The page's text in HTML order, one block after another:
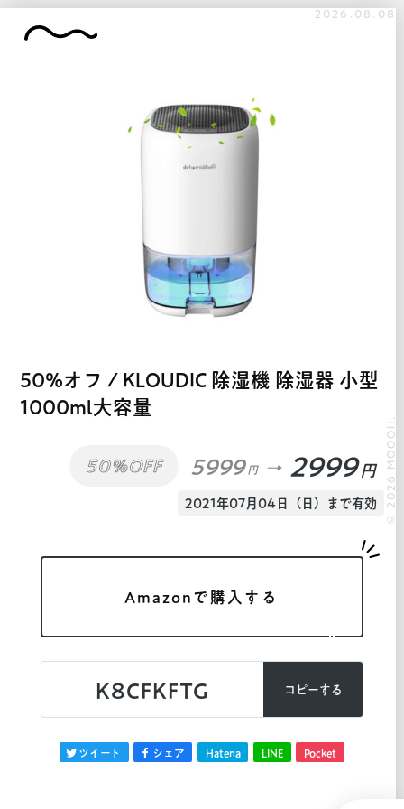
2026.08.08
50%オフ / KLOUDIC 除湿機 除湿器 小型
1000ml大容量
50%OFF 5999 円 2999 円
2021年07月04日（日）まで有効
Amazonで購入する
K8CFKFTG コピーする
ツイート シェア Hatena LINE Pocket
© 2026 MOOOII.